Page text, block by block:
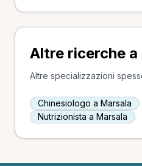
Altre ricerche a
Altre specializzazioni
Chinesiologo a Marsala
Nutrizionista a Marsala